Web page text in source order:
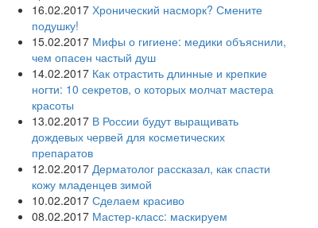
16.02.2017 Хронический насморк? Смените
подушку!
15.02.2017 Мифы о гигиене: медики объяснили,
чем опасен частый душ
14.02.2017 Как отрастить длинные и крепкие
ногти: 10 секретов, о которых молчат мастера
красоты
13.02.2017 В России будут выращивать
дождевых червей для косметических
препаратов
12.02.2017 Дерматолог рассказал, как спасти
кожу младенцев зимой
10.02.2017 Сделаем красиво
08.02.2017 Мастер-класс: маскируем